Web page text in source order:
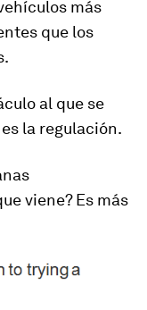
más
que los
al que se
la regulación.
viene? Es más